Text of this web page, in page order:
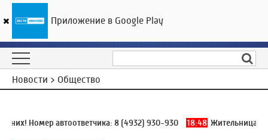
ГТРК «Ивтелерадио»
Новости > Общество
Номер автоответчика:8 (4932) 930-930 18:48 Жительница
Приложение в Google Play